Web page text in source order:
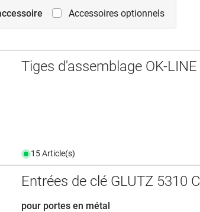
Accessoires optionnels
Tiges d'assemblage OK-LINE
15 Article(s)
Entrées de clé GLUTZ 5310 C
pour portes en métal